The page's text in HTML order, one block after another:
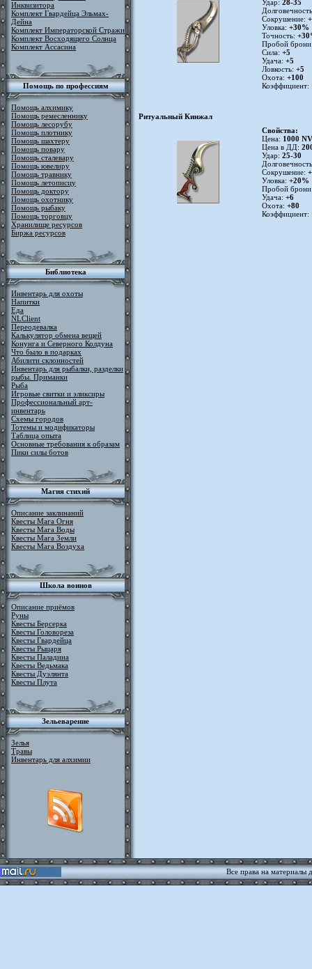
Инквизитора
Комплект Гвардейца Эльмах-
Дейна
Комплект Императорской Стражи
Комплект Восходящего Солнца
Комплект Ассасина
Помощь по профессиям
Помощь алхимику
Помощь ремесленнику
Помощь лесорубу
Помощь плотнику
Помощь шахтеру
Помощь повару
Помощь сталевару
Помощь ювелиру
Помощь травнику
Помощь летописцу
Помощь доктору
Помощь охотнику
Помощь рыбаку
Помощь торговцу
Хранилище ресурсов
Биржа ресурсов
Библиотека
Инвентарь для охоты
Напитки
Еда
NLClient
Переодевалка
Калькулятор обмена вещей
Конунга и Северного Колдуна
Что было в подарках
Абилити склонностей
Инвентарь для рыбалки, разделки
рыбы. Приманки
Рыба
Игровые свитки и эликсиры
Профессиональный арт-
инвентарь
Схемы городов
Тотемы и модификаторы
Таблица опыта
Основные требования к образам
Пики силы ботов
Магия стихий
Описание заклинаний
Квесты Мага Огня
Квесты Мага Воды
Квесты Мага Земли
Квесты Мага Воздуха
Школа воинов
Описание приёмов
Руны
Квесты Берсерка
Квесты Головореза
Квесты Гвардейца
Квесты Рыцаря
Квесты Паладина
Квесты Ведьмака
Квесты Дуэлянта
Квесты Плута
Зельеварение
Зелья
Травы
Инвентарь для алхимии
Удар: 28-35
Сокрушение:
Уловка: +30%
Точность:
Пробой
Сила: +5
Удача: +5
Ловкость: +5
Охота: +100
Коэффициент:
Ритуальный Кинжал
Свойства:
Цена: 1000 NV
Цена в ДД:
Удар: 25-30
Сокрушение:
Уловка: +20%
Пробой
Удача: +6
Охота: +80
Коэффициент:
Все права на материалы